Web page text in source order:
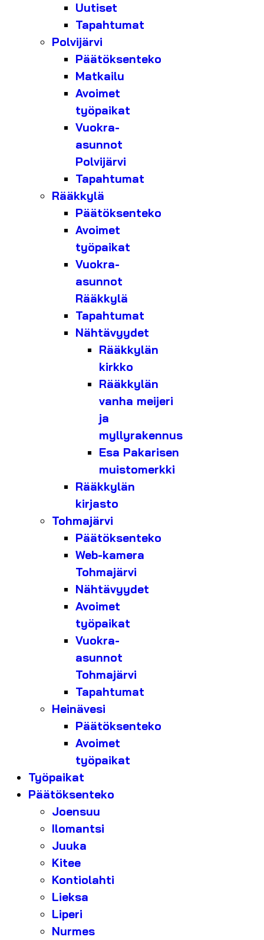
Uutiset
Tapahtumat
Polvijärvi
Päätöksenteko
Matkailu
Avoimet
työpaikat
Vuokra-
asunnot
Polvijärvi
Tapahtumat
Rääkkylä
Päätöksenteko
Avoimet
työpaikat
Vuokra-
asunnot
Rääkkylä
Tapahtumat
Nähtävyydet
Rääkkylän
kirkko
Rääkkylän
vanha meijeri
ja
myllyrakennus
Esa Pakarisen
muistomerkki
Rääkkylän
kirjasto
Tohmajärvi
Päätöksenteko
Web-kamera
Tohmajärvi
Nähtävyydet
Avoimet
työpaikat
Vuokra-
asunnot
Tohmajärvi
Tapahtumat
Heinävesi
Päätöksenteko
Avoimet
työpaikat
Työpaikat
Päätöksenteko
Joensuu
Ilomantsi
Juuka
Kitee
Kontiolahti
Lieksa
Liperi
Nurmes